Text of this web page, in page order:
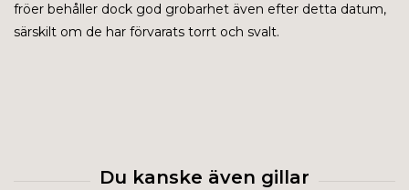
fröer behåller dock god grobarhet även efter detta datum,
särskilt om de har förvarats torrt och svalt.